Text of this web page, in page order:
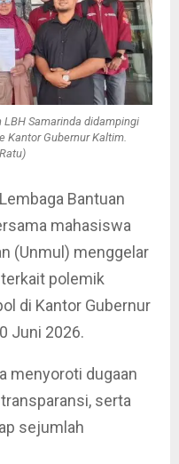
Samarinda didampingi
Kantor Gubernur Kaltim.
Bantuan
mahasiswa
(Unmul) menggelar
polemik
di Kantor Gubernur
Juni 2026.
menyoroti dugaan
serta
sejumlah